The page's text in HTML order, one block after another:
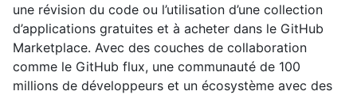
une révision du code ou l’utilisation d’une collection
d’applications gratuites et à acheter dans le GitHub
Marketplace. Avec des couches de collaboration
comme le GitHub flux, une communauté de 100
millions de développeurs et un écosystème avec des